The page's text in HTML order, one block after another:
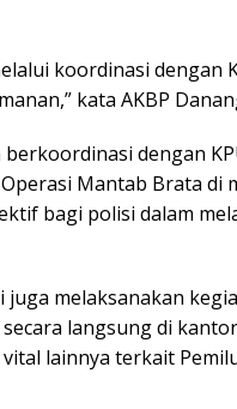
koordinasi dengan
kata AKBP
dengan
Mantab Brata di
bagi polisi dalam
juga melaksanakan
langsung di
lainnya terkait